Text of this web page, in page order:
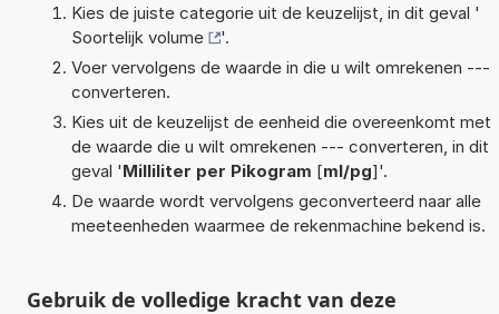
Kies de juiste categorie uit de keuzelijst, in dit geval '
Soortelijk volume
'.
Voer vervolgens de waarde in die u wilt omrekenen ---
converteren.
Kies uit de keuzelijst de eenheid die overeenkomt met
de waarde die u wilt omrekenen --- converteren, in dit
geval 'Milliliter per Pikogram [ml/pg]'.
De waarde wordt vervolgens geconverteerd naar alle
meeteenheden waarmee de rekenmachine bekend is.
Gebruik de volledige kracht van deze